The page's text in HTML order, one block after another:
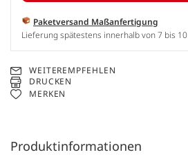
Paketversand Maßanfertigung
Lieferung spätestens innerhalb von 7 bis
WEITEREMPFEHLEN
DRUCKEN
MERKEN
Produktinformationen